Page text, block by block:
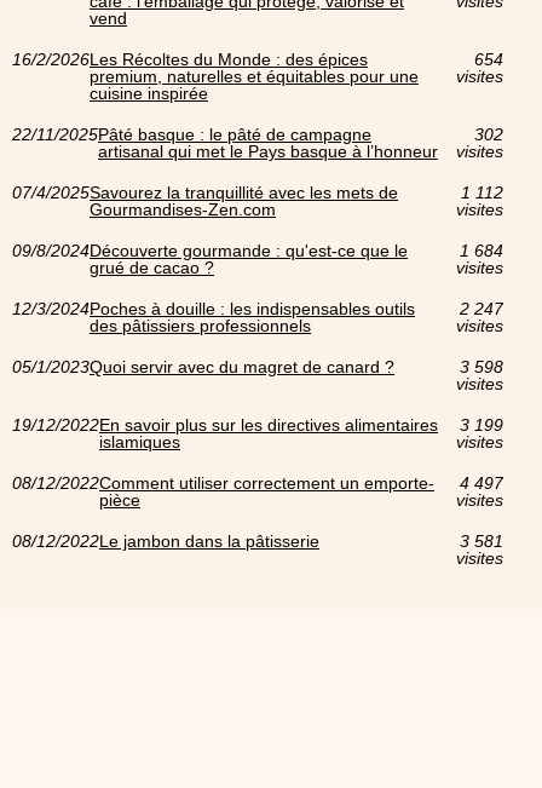
vend
16/2/2026Les Récoltes du Monde : des épices
premium, naturelles et équitables pour une
cuisine inspirée
654
visites
22/11/2025Pâté basque : le pâté de campagne
artisanal qui met le Pays basque à l’honneur
302
visites
07/4/2025Savourez la tranquillité avec les mets de
Gourmandises-Zen.com
1 112
visites
09/8/2024Découverte gourmande : qu'est-ce que le
grué de cacao ?
1 684
visites
12/3/2024Poches à douille : les indispensables outils
des pâtissiers professionnels
2 247
visites
05/1/2023Quoi servir avec du magret de canard ?
3 598
visites
19/12/2022En savoir plus sur les directives alimentaires
islamiques
3 199
visites
08/12/2022Comment utiliser correctement un emporte-
pièce
4 497
visites
08/12/2022Le jambon dans la pâtisserie
3 581
visites